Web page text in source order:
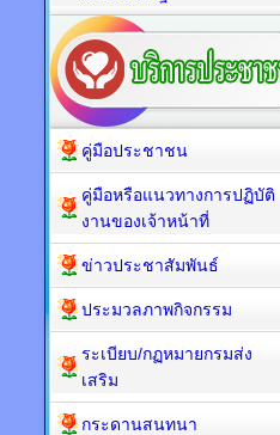
คู่มือประชาชน
คู่มือหรือแนวทางการปฏิบัติ
งานของเจ้าหน้าที่
ข่าวประชาสัมพันธ์
ประมวลภาพกิจกรรม
ระเบียบ/กฏหมายกรมส่ง
เสริม
กระดานสนทนา